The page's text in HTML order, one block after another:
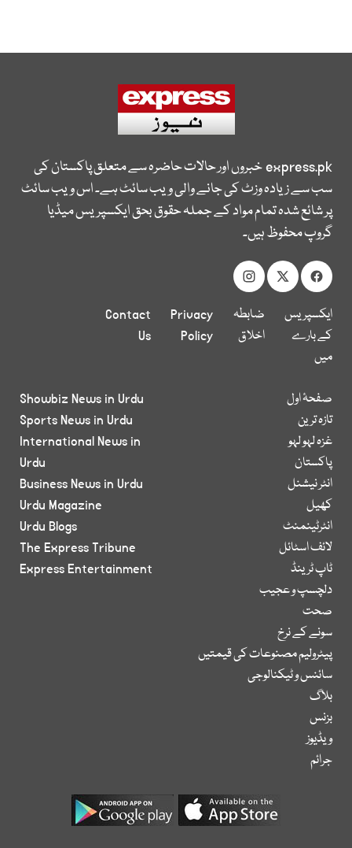
express.pkخبروں اور حالات حاضرہ سے متعلق پاکستان کی
سب سے زیادہ وزٹ کی جانے والی ویب سائٹ ہے۔ اس ویب سائٹ
پر شائع شدہ تمام مواد کے جملہ حقوق بحق ایکسپریس میڈیا
گروپ محفوظ ہیں۔
ایکسپریس
کے بارے
میں
ضابطہ
اخلاق
Privacy
Policy
Contact
Us
صفحۂ اول
تازہ ترین
غزہ لہو لہو
پاکستان
انٹر نیشنل
کھیل
انٹرٹینمنٹ
لائف اسٹائل
ٹاپ ٹرینڈ
دلچسپ و عجیب
صحت
سونے کے نرخ
پیٹرولیم مصنوعات کی قیمتیں
سائنس و ٹیکنالوجی
بلاگ
بزنس
ویڈیوز
جرائم
Showbiz News in Urdu
Sports News in Urdu
International News in
Urdu
Business News in Urdu
Urdu Magazine
Urdu Blogs
The Express Tribune
Express Entertainment